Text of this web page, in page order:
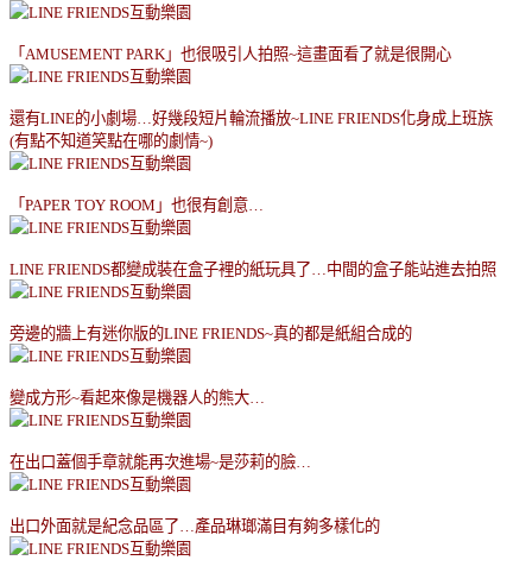
「 AMUSEMENT PARK 」也很吸引人拍照~這畫面看了就是很開心
還有LINE的小劇場 好幾段短片輪流播放~LINE FRIENDS化身成上班族
(有點不知道笑點在哪的劇情~)
「 PAPER TOY ROOM 」也很有創意
LINE FRIENDS都變成裝在盒子裡的紙玩具了 中間的盒子能站進去拍照
旁邊的牆上有迷你版的LINE FRIENDS~真的都是紙組合成的
變成方形~看起來像是機器人的熊大
在出口蓋個手章就能再次進場~是莎莉的臉
出口外面就是紀念品區了 產品琳瑯滿目有夠多樣化的